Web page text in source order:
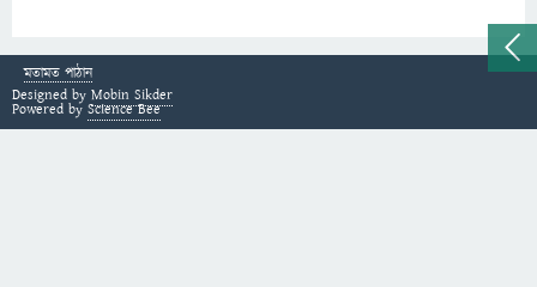
মতামত পাঠান
Designed by Mobin Sikder
Powered by Science Bee